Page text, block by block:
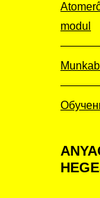
modul